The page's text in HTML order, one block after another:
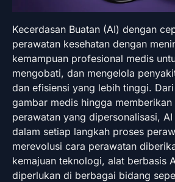
Kecerdasan Buatan (AI) dengan
perawatan kesehatan dengan
kemampuan profesional medis
mengobati, dan mengelola
dan efisiensi yang lebih tinggi.
gambar medis hingga memberikan
perawatan yang dipersonalisasi,
dalam setiap langkah proses
merevolusi cara perawatan
kemajuan teknologi, alat berbasis
diperlukan di berbagai bidang